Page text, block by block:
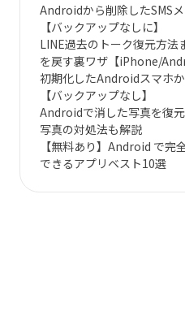
Androidから削除したSMS
【バックアップなしに】
LINE過去のトーク復元方法
を戻す裏ワザ【iPhone/
初期化したAndroidスマホ
【バックアップなし】
Androidで消した写真を復
写真の対処法も解説
【無料あり】Android で完
できるアプリベスト10選